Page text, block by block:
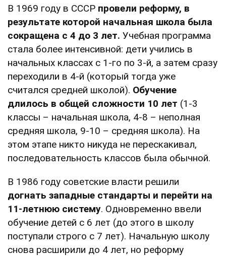
В 1969 году в СССР провели реформу, в
результате которой начальная школа была
сокращена с 4 до 3 лет. Учебная программа
стала более интенсивной: дети учились в
начальных классах с 1-го по 3-й, а затем сразу
переходили в 4-й (который тогда уже
считался средней школой). Обучение
длилось в общей сложности 10 лет (1-3
классы – начальная школа, 4-8 – неполная
средняя школа, 9-10 – средняя школа). На
этом этапе никто никуда не перескакивал,
последовательность классов была обычной.
В 1986 году советские власти решили
догнать западные стандарты и перейти на
11-летнюю систему. Одновременно ввели
обучение детей с 6 лет (до этого в школу
поступали строго с 7 лет). Начальную школу
снова расширили до 4 лет, но реформу